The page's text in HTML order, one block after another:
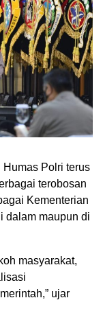
Polri terus
terobosan
Kementerian
dalam maupun di
masyarakat,
ujar